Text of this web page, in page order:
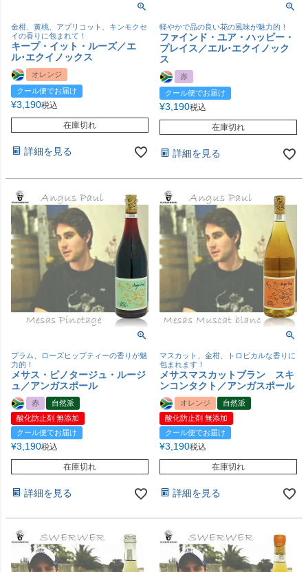
金柑、黄桃、アプリコット、キンモクセ
イの香りに包まれて！
キープ・イット・ルーズ／エ
ル･エクイノックス
オレンジ
クール便でお届け
¥3,190税込
在庫切れ
詳細を見る
軽やかで品の良い花の風味が魅力的！
ファインド・ユア・ハッピー・
プレイス／エル･エクイノック
ス
赤
クール便でお届け
¥3,190税込
在庫切れ
詳細を見る
プラム、ローズヒップティーの香りが魅
力的！
メサス・ピノタージュ・ルージ
ュ／アンガスポール
赤
自然派
酸化防止剤 無添加
クール便でお届け
¥3,190税込
在庫切れ
詳細を見る
マスカット、金柑、トロピカルな香りに
包まれます！
メサスマスカットブラン スキ
ンコンタクト／アンガスポール
オレンジ
自然派
酸化防止剤 無添加
クール便でお届け
¥3,190税込
在庫切れ
詳細を見る